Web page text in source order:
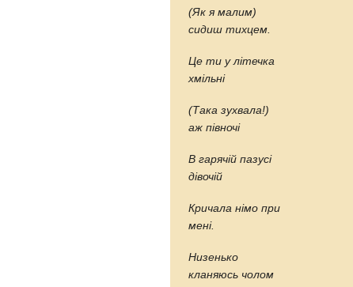
(Як я малим)
сидиш тихцем.
Це ти у літечка
хмільні
(Така зухвала!)
аж півночі
В гарячій пазусі
дівочій
Кричала німо при
мені.
Низенько
кланяюсь чолом